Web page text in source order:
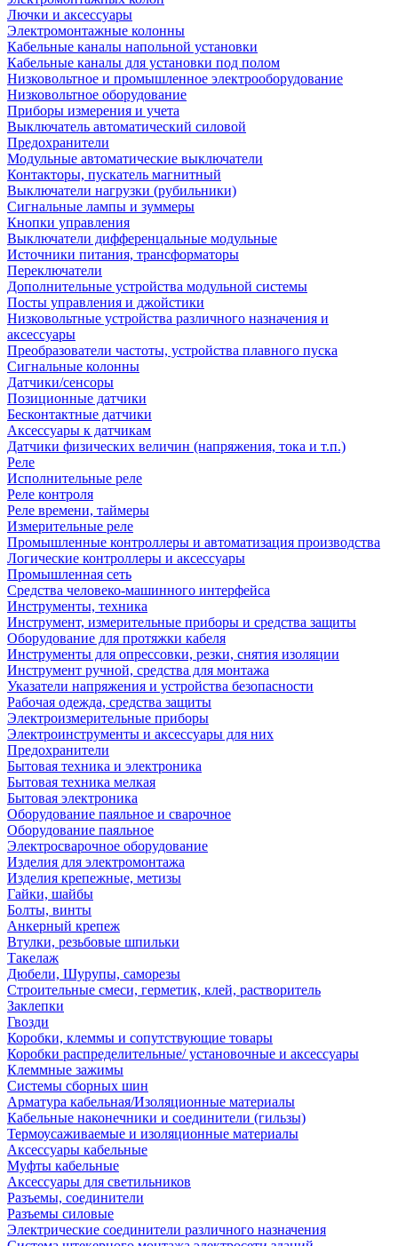
Лючки и аксессуары
Электромонтажные колонны
Кабельные каналы напольной установки
Кабельные каналы для установки под полом
Низковольтное и промышленное электрооборудование
Низковольтное оборудование
Приборы измерения и учета
Выключатель автоматический силовой
Предохранители
Модульные автоматические выключатели
Контакторы, пускатель магнитный
Выключатели нагрузки (рубильники)
Сигнальные лампы и зуммеры
Кнопки управления
Выключатели дифференцальные модульные
Источники питания, трансформаторы
Переключатели
Дополнительные устройства модульной системы
Посты управления и джойстики
Низковольтные устройства различного назначения и
аксессуары
Преобразователи частоты, устройства плавного пуска
Сигнальные колонны
Датчики/сенсоры
Позиционные датчики
Бесконтактные датчики
Аксессуары к датчикам
Датчики физических величин (напряжения, тока и т.п.)
Реле
Исполнительные реле
Реле контроля
Реле времени, таймеры
Измерительные реле
Промышленные контроллеры и автоматизация производства
Логические контроллеры и аксессуары
Промышленная сеть
Средства человеко-машинного интерфейса
Инструменты, техника
Инструмент, измерительные приборы и средства защиты
Оборудование для протяжки кабеля
Инструменты для опрессовки, резки, снятия изоляции
Инструмент ручной, средства для монтажа
Указатели напряжения и устройства безопасности
Рабочая одежда, средства защиты
Электроизмерительные приборы
Электроинструменты и аксессуары для них
Предохранители
Бытовая техника и электроника
Бытовая техника мелкая
Бытовая электроника
Оборудование паяльное и сварочное
Оборудование паяльное
Электросварочное оборудование
Изделия для электромонтажа
Изделия крепежные, метизы
Гайки, шайбы
Болты, винты
Анкерный крепеж
Втулки, резьбовые шпильки
Такелаж
Дюбели, Шурупы, саморезы
Строительные смеси, герметик, клей, растворитель
Заклепки
Гвозди
Коробки, клеммы и сопутствующие товары
Коробки распределительные/ установочные и аксессуары
Клеммные зажимы
Системы сборных шин
Арматура кабельная/Изоляционные материалы
Кабельные наконечники и соединители (гильзы)
Термоусаживаемые и изоляционные материалы
Аксессуары кабельные
Муфты кабельные
Аксессуары для светильников
Разъемы, соединители
Разъемы силовые
Электрические соединители различного назначения